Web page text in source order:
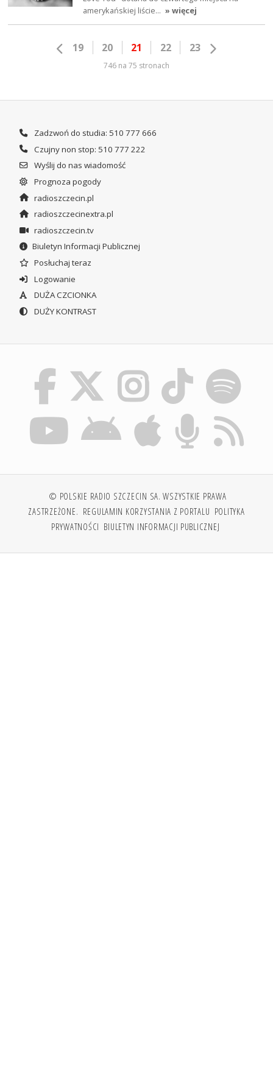
amerykańskiej liście… » więcej
19 20 21 22 23
746 na 75 stronach
Zadzwoń do studia: 510 777 666
Czujny non stop: 510 777 222
Wyślij do nas wiadomość
Prognoza pogody
radioszczecin.pl
radioszczecinextra.pl
radioszczecin.tv
Biuletyn Informacji Publicznej
Posłuchaj teraz
Logowanie
DUŻA CZCIONKA
DUŻY KONTRAST
© POLSKIE RADIO SZCZECIN SA. WSZYSTKIE PRAWA
ZASTRZEŻONE. REGULAMIN KORZYSTANIA Z PORTALU POLITYKA
PRYWATNOŚCI BIULETYN INFORMACJI PUBLICZNEJ